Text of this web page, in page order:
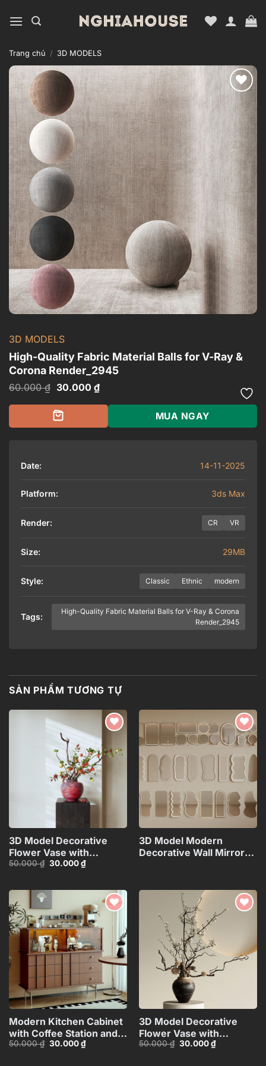
qua
dung
Trang chủ / 3D MODELS
Add to
wishlist
3D MODELS
High-Quality Fabric Material Balls for V-Ray &
Corona Render_2945
60.000₫ Giá
là:
60.000 ₫.
30.000 ₫Giá
hiện
tại
30.000 ₫.
MUA NGAY
Date: 14-11-2025
Platform: 3ds Max
Render: CR VR
Size: 29MB
Style: Classic Ethnic modern
Tags:
High-Quality Fabric Material Balls for V-Ray & Corona
Render_2945
SẢN PHẨM TƯƠNG TỰ
Add to
wishlist
3D Model Decorative
Flower Vase with
Branches – 3ds
50.000₫ Giá
30.000₫Giá
hiện
30.000 ₫.
Add to
wishlist
3D Model Modern
Decorative Wall Mirrors
wishlist
Modern Kitchen Cabinet
with Coffee Station and
Appliances – 3D
50.000₫ Giá
30.000₫Giá
hiện
3D Model Decorative
Flower Vase with
Branches – 3ds
50.000₫ Giá
30.000₫Giá
hiện